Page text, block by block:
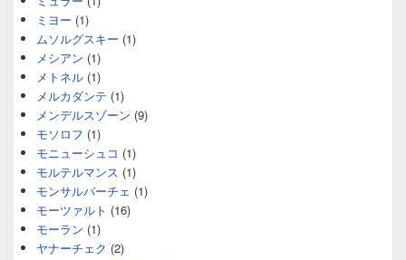
ミヨー (1)
ムソルグスキー (1)
メシアン (1)
メトネル (1)
メルカダンテ (1)
メンデルスゾーン (9)
モソロフ (1)
モニューシュコ (1)
モルテルマンス (1)
モンサルバーチェ (1)
モーツァルト (16)
モーラン (1)
ヤナーチェク (2)